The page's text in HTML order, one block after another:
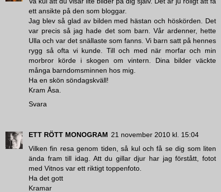
ett ansikte på den som bloggar.
Jag blev så glad av bilden med hästan och höskörden. Det
var precis så jag hade det som barn. Vår ardenner, hette
Ulla och var det snällaste som fanns. Vi barn satt på hennes
rygg så ofta vi kunde. Till och med när morfar och min
morbror körde i skogen om vintern. Dina bilder väckte
många barndomsminnen hos mig.
Ha en skön söndagskväll!
Kram Åsa.
Svara
ETT RÖTT MONOGRAM 21 november 2010 kl. 15:04
Vilken fin resa genom tiden, så kul och få se dig som liten
ända fram till idag. Att du gillar djur har jag förstått, fotot
med Vitnos var ett riktigt toppenfoto.
Ha det gott
Kramar